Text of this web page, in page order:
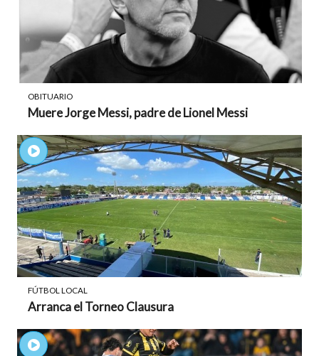
OBITUARIO
Muere Jorge Messi, padre de Lionel Messi
FÚTBOL LOCAL
Arranca el Torneo Clausura